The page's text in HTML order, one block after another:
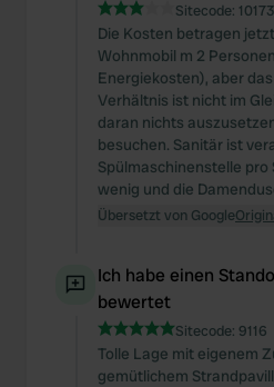
Sitecode:
Die Kosten betragen
Wohnmobil m 2
Energiekosten), aber
Verhältnis ist nicht im
daran nichts
besuchen. Sanitär ist
Spülmaschinenstelle
wenig und die
Übersetzt von Google
Ich habe einen
bewertet
Sitecode: 9116
Tolle Lage mit eigenem
gemütlichem